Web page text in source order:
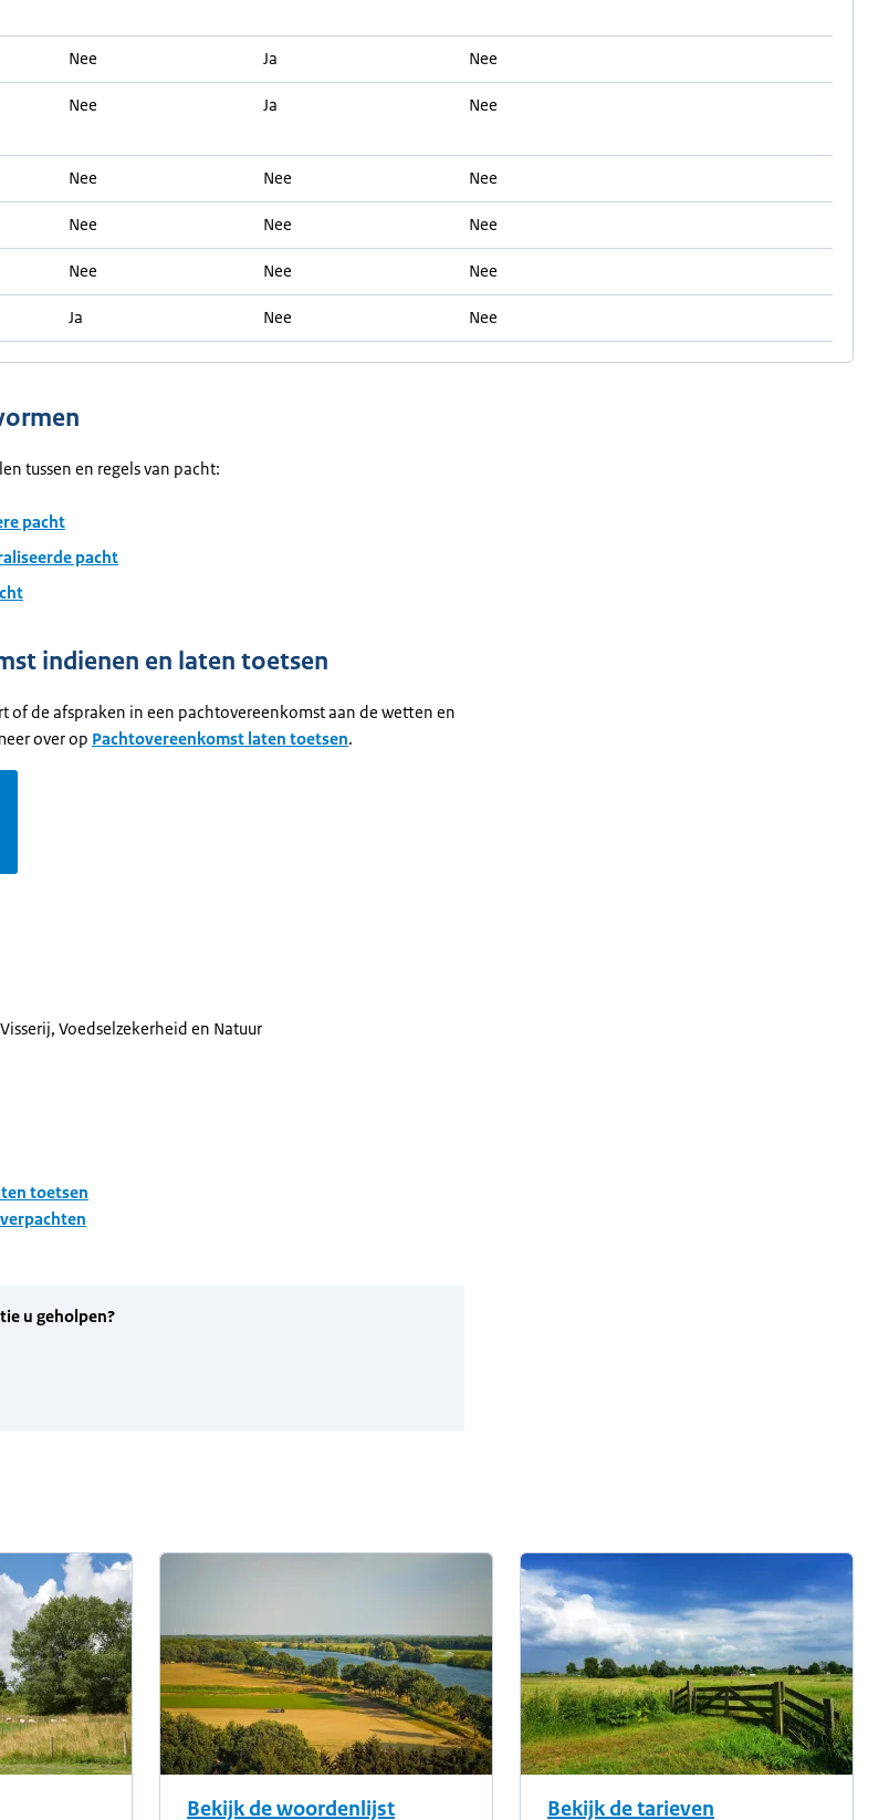
Nee Ja Nee
Nee Ja Nee
Nee Nee Nee
Nee Nee Nee
Nee Nee Nee
Ja Nee Nee
tussen en regels van pacht:
pacht
pacht
indienen en laten toetsen
of de afspraken in een pachtovereenkomst aan de wetten en
over op Pachtovereenkomst laten toetsen.
Voedselzekerheid en Natuur
toetsen
Bekijk de woordenlijst Bekijk de tarieven